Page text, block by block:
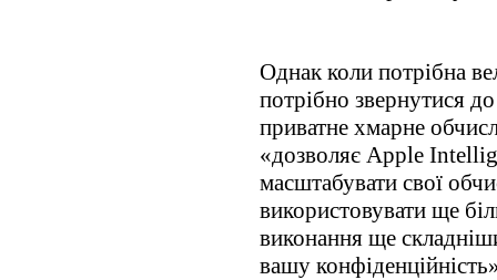
Однак коли потрібна
потрібно звернутися
приватне хмарне
«дозволяє Apple
масштабувати свої
використовувати ще
виконання ще
вашу